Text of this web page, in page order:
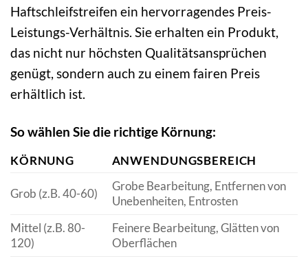
Haftschleifstreifen ein hervorragendes Preis-
Leistungs-Verhältnis. Sie erhalten ein Produkt,
das nicht nur höchsten Qualitätsansprüchen
genügt, sondern auch zu einem fairen Preis
erhältlich ist.
So wählen Sie die richtige Körnung:
KÖRNUNG ANWENDUNGSBEREICH
Grob (z.B. 40-60)
Grobe Bearbeitung, Entfernen von
Unebenheiten, Entrosten
Mittel (z.B. 80-
120)
Feinere Bearbeitung, Glätten von
Oberflächen